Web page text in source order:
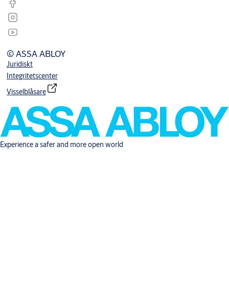
© ASSA ABLOY
Juridiskt
Integritetscenter
Visselblåsare
Experience a safer and more open world